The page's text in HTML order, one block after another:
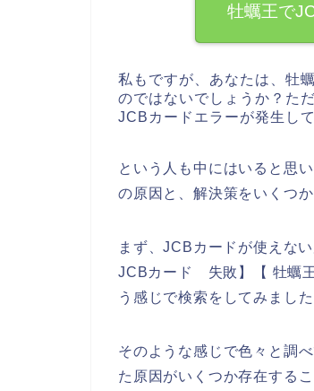
牡蠣王で
私もですが、あなたは、牡
のではないでしょうか？た
JCBカードエラーが発生し
という人も中にはいると思
の原因と、解決策をいくつ
まず、JCBカードが使えな
JCBカード 失敗】【 牡蠣
う感じで検索をしてみました
そのような感じで色々と調
た原因がいくつか存在する